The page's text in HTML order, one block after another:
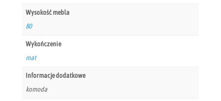
Wysokość mebla
80
Wykończenie
mat
Informacje dodatkowe
komoda